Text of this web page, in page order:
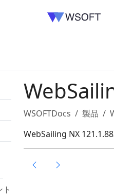
WSOFTDocs 製品
WebSailing NX